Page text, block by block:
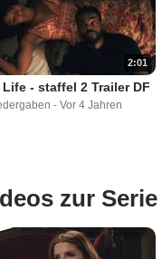
2:01
- staffel 2 Trailer DF
- Vor 4 Jahren
zur Serie